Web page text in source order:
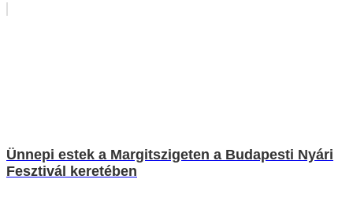
Ünnepi estek a Margitszigeten a Budapesti Nyári
Fesztivál keretében